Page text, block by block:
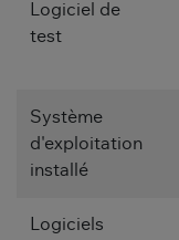
Logiciel de
test
Système
d'exploitation
installé
Logiciels